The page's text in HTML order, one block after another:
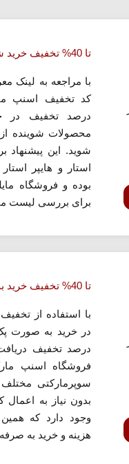
تا 40% تخفیف خرید شوینده اسنپ مارکت
با مراجعه به لینک
درصد تخفیف در
محصولات شوینده
شوید. این پیشنهاد
استار و هایپر
بوده و فروشگاه
برای بررسی لیست
تا 40% تخفیف خرید به صرفه اسنپ مارکت
با استفاده از
درصد تخفیف
فروشگاه اسنپ
سوپرمارکتی
بدون نیاز به
وجود دارد که
هزینه و خرید به